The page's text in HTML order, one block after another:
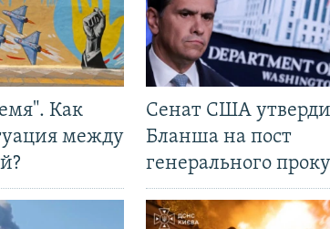
Как
между
Сенат США
Бланша на пост
генерального